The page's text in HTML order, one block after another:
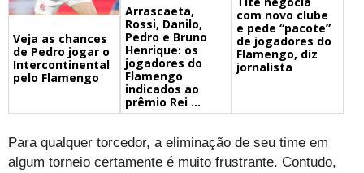
Veja as chances
de Pedro jogar o
Intercontinental
pelo Flamengo
Arrascaeta,
Rossi, Danilo,
Pedro e Bruno
Henrique: os
jogadores do
Flamengo
indicados ao
prêmio Rei ...
com novo clube
e pede “pacote”
de jogadores do
Flamengo, diz
jornalista
Para qualquer torcedor, a eliminação de seu time em
algum torneio certamente é muito frustrante. Contudo,